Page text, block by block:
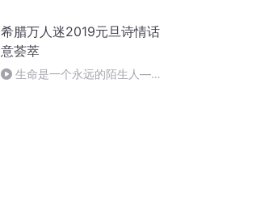
希腊万人迷2019元旦诗情话
意荟萃
生命是一个永远的陌生人——